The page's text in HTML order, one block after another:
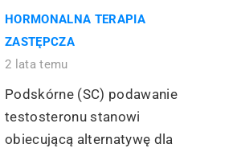
HORMONALNA TERAPIA
ZASTĘPCZA
2 lata temu
Podskórne (SC) podawanie
testosteronu stanowi
obiecującą alternatywę dla